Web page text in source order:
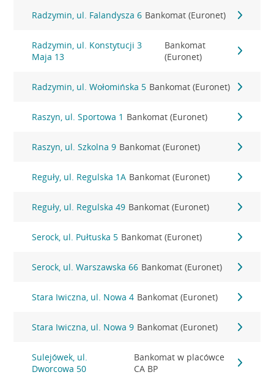
Radzymin, ul. Falandysza 6 Bankomat (Euronet)
Radzymin, ul. Konstytucji 3
Maja 13
Bankomat
(Euronet)
Radzymin, ul. Wołomińska 5 Bankomat (Euronet)
Raszyn, ul. Sportowa 1 Bankomat (Euronet)
Raszyn, ul. Szkolna 9 Bankomat (Euronet)
Reguły, ul. Regulska 1A Bankomat (Euronet)
Reguły, ul. Regulska 49 Bankomat (Euronet)
Serock, ul. Pułtuska 5 Bankomat (Euronet)
Serock, ul. Warszawska 66 Bankomat (Euronet)
Stara Iwiczna, ul. Nowa 4 Bankomat (Euronet)
Stara Iwiczna, ul. Nowa 9 Bankomat (Euronet)
Sulejówek, ul.
Dworcowa 50
Bankomat w placówce
CA BP